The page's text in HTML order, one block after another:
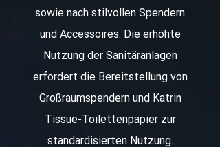
sowie nach stilvollen Spendern
und Accessoires. Die erhöhte
Nutzung der Sanitäranlagen
erfordert die Bereitstellung von
Großraumspendern und Katrin
Tissue-Toilettenpapier zur
standardisierten Nutzung.